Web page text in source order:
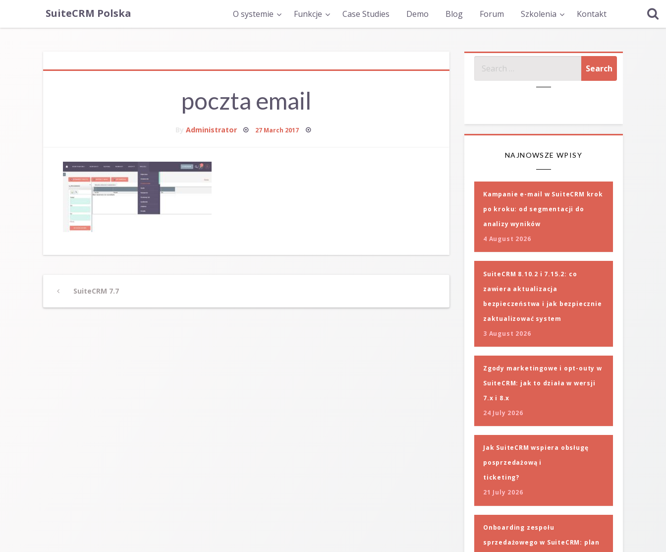
SuiteCRM Polska O systemie Funkcje Case Studies Demo Blog Forum Szkolenia Kontakt
poczta email
Administrator Posted
27 March 2017
Post
navigation
PreviousSuiteCRM 7.7
NAJNOWSZE WPISY
Kampanie e-mail w SuiteCRM krok
po kroku: od segmentacji do
analizy wyników
4 August 2026
SuiteCRM 8.10.2 i 7.15.2: co
zawiera aktualizacja
bezpieczeństwa i jak bezpiecznie
zaktualizować system
3 August 2026
Zgody marketingowe i opt-outy w
SuiteCRM: jak to działa w wersji
7.x i 8.x
24 July 2026
Jak SuiteCRM wspiera obsługę
posprzedażową i
ticketing?
21 July 2026
Onboarding zespołu
sprzedażowego w SuiteCRM: plan